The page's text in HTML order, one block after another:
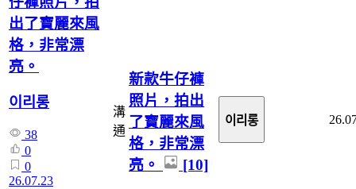
出了寶麗來風
格，非常漂
亮。
이리롱
38
0
0
26.07.23
溝
通
新款牛仔褲
照片，拍出
了寶麗來風
格，非常漂
亮。
[10]
이리롱